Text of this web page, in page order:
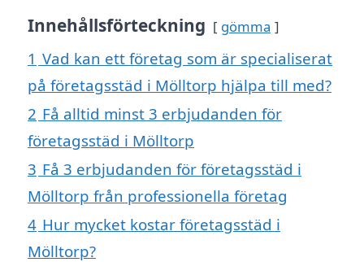
Innehållsförteckning gömma
1 Vad kan ett företag som är specialiserat
på företagsstäd i Mölltorp hjälpa till med?
2 Få alltid minst 3 erbjudanden för
företagsstäd i Mölltorp
3 Få 3 erbjudanden för företagsstäd i
Mölltorp från professionella företag
4 Hur mycket kostar företagsstäd i
Mölltorp?